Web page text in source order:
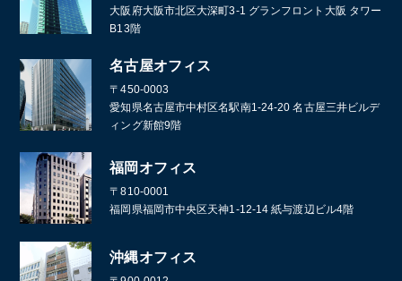
大阪府大阪市北区大深町3-1 グランフロント大阪 タワー
B13階
名古屋オフィス
〒450-0003
愛知県名古屋市中村区名駅南1-24-20 名古屋三井ビルデ
ィング新館9階
福岡オフィス
〒810-0001
福岡県福岡市中央区天神1-12-14 紙与渡辺ビル4階
沖縄オフィス